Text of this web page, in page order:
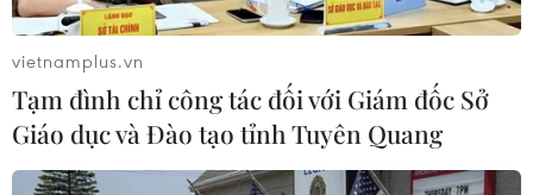
vietnamplus.vn
Tạm đình chỉ công tác đối với Giám đốc Sở
Giáo dục và Đào tạo tỉnh Tuyên Quang